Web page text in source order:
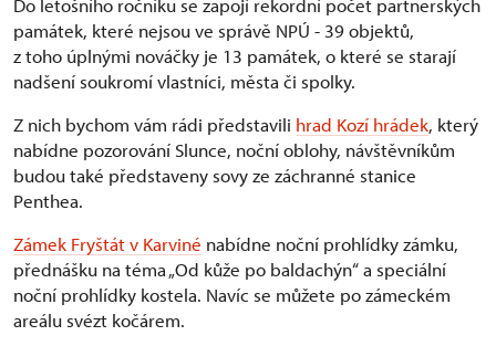
Do letošního ročníku se zapojí rekordní počet partnerských
památek, které nejsou ve správě NPÚ - 39 objektů,
z toho úplnými nováčky je 13 památek, o které se starají
nadšení soukromí vlastníci, města či spolky.
Z nich bychom vám rádi představili hrad Kozí hrádek, který
nabídne pozorování Slunce, noční oblohy, návštěvníkům
budou také představeny sovy ze záchranné stanice
Penthea.
Zámek Fryštát v Karviné nabídne noční prohlídky zámku,
přednášku na téma „Od kůže po baldachýn“ a speciální
noční prohlídky kostela. Navíc se můžete po zámeckém
areálu svézt kočárem.